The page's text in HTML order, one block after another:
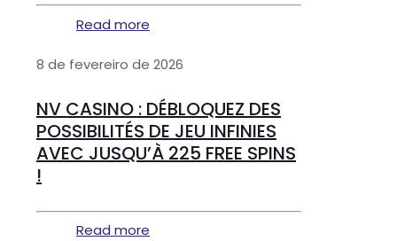
Read more
8 de fevereiro de 2026
NV CASINO : DÉBLOQUEZ DES
POSSIBILITÉS DE JEU INFINIES
AVEC JUSQU’À 225 FREE SPINS
!
Read more